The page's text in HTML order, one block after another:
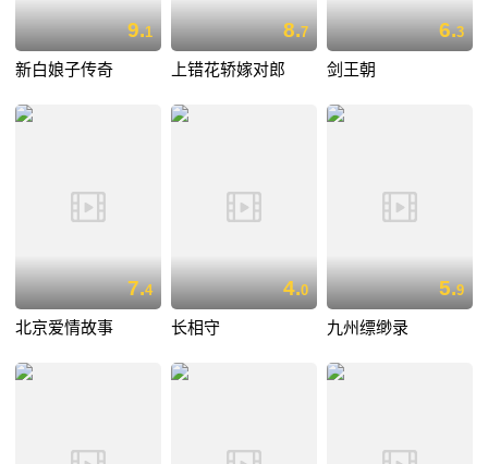
9.1
新白娘子传奇
8.7
上错花轿嫁对郎
6.3
剑王朝
7.4
北京爱情故事
4.0
长相守
5.9
九州缥缈录